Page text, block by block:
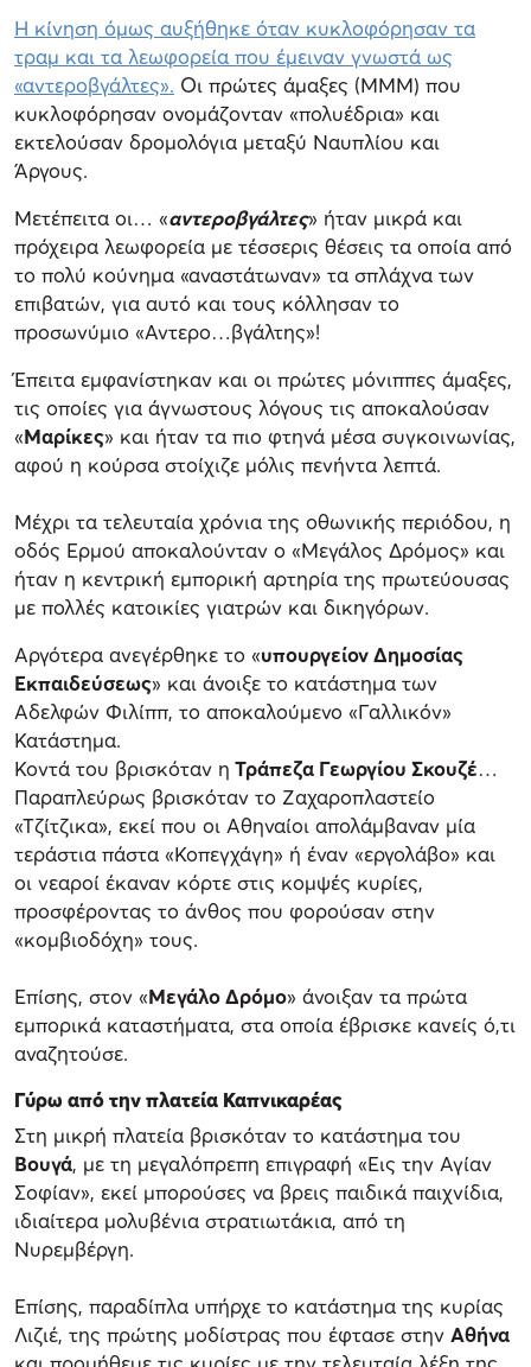
Η κίνηση όμως αυξήθηκε όταν κυκλοφόρησαν τα
τραμ και τα λεωφορεία που έμειναν γνωστά ως
«αντεροβγάλτες». Οι πρώτες άμαξες (ΜΜΜ) που
κυκλοφόρησαν ονομάζονταν «πολυέδρια» και
εκτελούσαν δρομολόγια μεταξύ Ναυπλίου και
Άργους.
Μετέπειτα οι… «αντεροβγάλτες» ήταν μικρά και
πρόχειρα λεωφορεία με τέσσερις θέσεις τα οποία από
το πολύ κούνημα «αναστάτωναν» τα σπλάχνα των
επιβατών, για αυτό και τους κόλλησαν το
προσωνύμιο «Αντερο…βγάλτης»!
Έπειτα εμφανίστηκαν και οι πρώτες μόνιππες άμαξες,
τις οποίες για άγνωστους λόγους τις αποκαλούσαν
«Μαρίκες» και ήταν τα πιο φτηνά μέσα συγκοινωνίας,
αφού η κούρσα στοίχιζε μόλις πενήντα λεπτά.
Μέχρι τα τελευταία χρόνια της οθωνικής περιόδου, η
οδός Ερμού αποκαλούνταν ο «Μεγάλος Δρόμος» και
ήταν η κεντρική εμπορική αρτηρία της πρωτεύουσας
με πολλές κατοικίες γιατρών και δικηγόρων.
Αργότερα ανεγέρθηκε το «υπουργείον Δημοσίας
Εκπαιδεύσεως» και άνοιξε το κατάστημα των
Αδελφών Φιλίππ, το αποκαλούμενο «Γαλλικόν»
Κατάστημα.
Κοντά του βρισκόταν η Τράπεζα Γεωργίου Σκουζέ…
Παραπλεύρως βρισκόταν το Ζαχαροπλαστείο
«Τζίτζικα», εκεί που οι Αθηναίοι απολάμβαναν μία
τεράστια πάστα «Κοπεγχάγη» ή έναν «εργολάβο» και
οι νεαροί έκαναν κόρτε στις κομψές κυρίες,
προσφέροντας το άνθος που φορούσαν στην
«κομβιοδόχη» τους.
Επίσης, στον «Μεγάλο Δρόμο» άνοιξαν τα πρώτα
εμπορικά καταστήματα, στα οποία έβρισκε κανείς ό,τι
αναζητούσε.
Γύρω από την πλατεία Καπνικαρέας
Στη μικρή πλατεία βρισκόταν το κατάστημα του
Βουγά, με τη μεγαλόπρεπη επιγραφή «Εις την Αγίαν
Σοφίαν», εκεί μπορούσες να βρεις παιδικά παιχνίδια,
ιδιαίτερα μολυβένια στρατιωτάκια, από τη
Νυρεμβέργη.
Επίσης, παραδίπλα υπήρχε το κατάστημα της κυρίας
Λιζιέ, της πρώτης μοδίστρας που έφτασε στην Αθήνα